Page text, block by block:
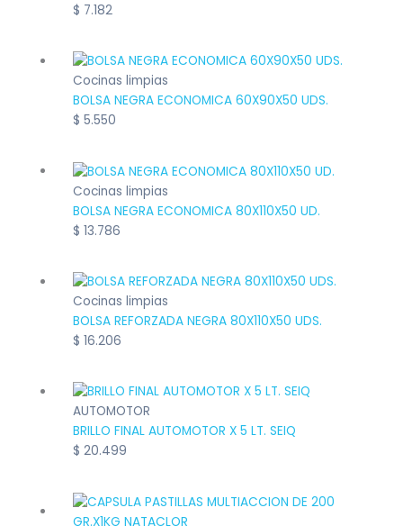
$ 7.182
Cocinas limpias
BOLSA NEGRA ECONOMICA 60X90X50 UDS.
$ 5.550
Cocinas limpias
BOLSA NEGRA ECONOMICA 80X110X50 UD.
$ 13.786
Cocinas limpias
BOLSA REFORZADA NEGRA 80X110X50 UDS.
$ 16.206
AUTOMOTOR
BRILLO FINAL AUTOMOTOR X 5 LT. SEIQ
$ 20.499